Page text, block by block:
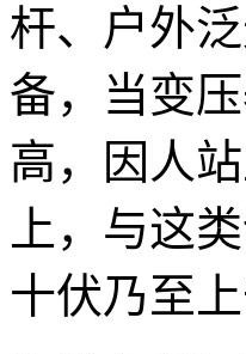
杆、户外
备，当变
高，因人
上，与这
十伏乃至